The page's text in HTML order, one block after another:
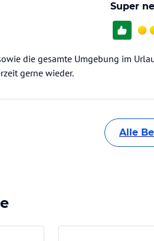
Super
die gesamte Umgebung im
gerne wieder.
Alle